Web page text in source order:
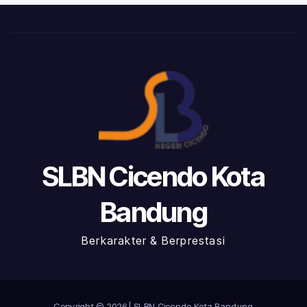
SLBN Cicendo Kota
Bandung
Berkarakter & Berprestasi